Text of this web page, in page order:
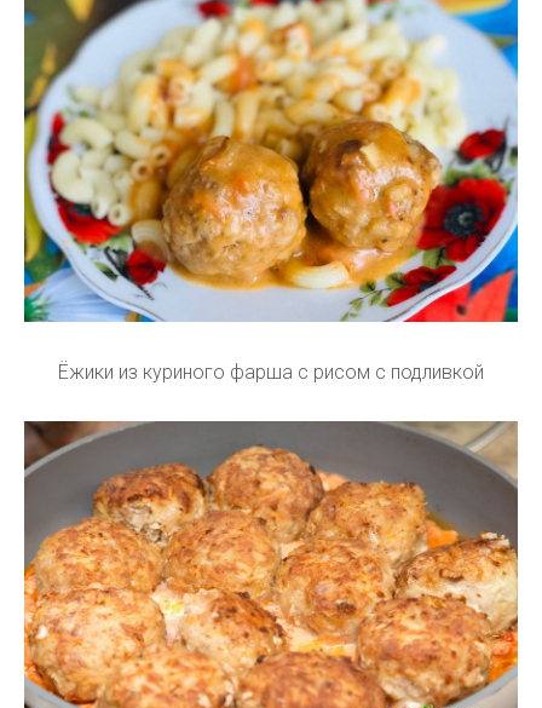
Ёжики из куриного фарша с рисом с подливкой